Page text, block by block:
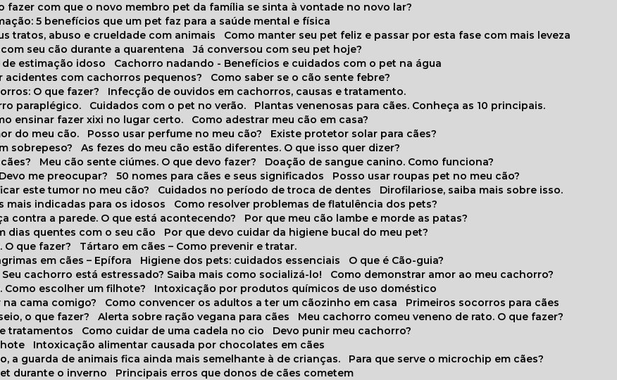
fazer com que o novo membro pet da família se sinta à vontade no novo lar?
5 benefícios que um pet faz para a saúde mental e física
tratos, abuso e crueldade com animais
Como manter seu pet feliz e passar por esta fase com mais leveza
seu cão durante a quarentena
Já conversou com seu pet hoje?
de estimação idoso
Cachorro nadando - Benefícios e cuidados com o pet na água
acidentes com cachorros pequenos?
Como saber se o cão sente febre?
O que fazer?
Infecção de ouvidos em cachorros, causas e tratamento.
paraplégico.
Cuidados com o pet no verão.
Plantas venenosas para cães. Conheça as 10 principais.
ensinar fazer xixi no lugar certo.
Como adestrar meu cão em casa?
do meu cão.
Posso usar perfume no meu cão?
Existe protetor solar para cães?
sobrepeso?
As fezes do meu cão estão diferentes. O que isso quer dizer?
Meu cão sente ciúmes. O que devo fazer?
Doação de sangue canino. Como funciona?
me preocupar?
50 nomes para cães e seus significados
Posso usar roupas pet no meu cão?
este tumor no meu cão?
Cuidados no período de troca de dentes
Dirofilariose, saiba mais sobre isso.
mais indicadas para os idosos
Como resolver problemas de flatulência dos pets?
contra a parede. O que está acontecendo?
Por que meu cão lambe e morde as patas?
dias quentes com o seu cão
Por que devo cuidar da higiene bucal do meu pet?
O que fazer?
Tártaro em cães – Como prevenir e tratar.
em cães – Epífora
Higiene dos pets: cuidados essenciais
O que é Cão-guia?
Seu cachorro está estressado? Saiba mais como socializá-lo!
Como demonstrar amor ao meu cachorro?
Como escolher um filhote?
Intoxicação por produtos químicos de uso doméstico
na cama comigo?
Como convencer os adultos a ter um cãozinho em casa
Primeiros socorros para cães
o que fazer?
Alerta sobre ração vegana para cães
Meu cachorro comeu veneno de rato. O que fazer?
e tratamentos
Como cuidar de uma cadela no cio
Devo punir meu cachorro?
Intoxicação alimentar causada por chocolates em cães
a guarda de animais fica ainda mais semelhante à de crianças.
Para que serve o microchip em cães?
durante o inverno
Principais erros que donos de cães cometem